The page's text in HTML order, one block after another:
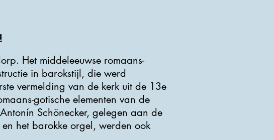
Het middeleeuwse romaans-
in barokstijl, die werd
vermelding van de kerk uit de 13e
gotische elementen van de
Schönecker, gelegen aan de
het barokke orgel, werden ook